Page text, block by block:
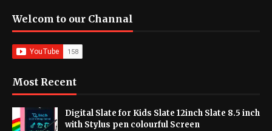
Welcom to our Channal
Most Recent
Digital Slate for Kids Slate 12inch Slate 8.5 inch
with Stylus pen colourful Screen